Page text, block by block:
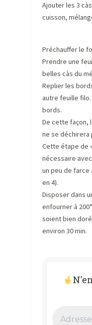
Ajouter les 3
cuisson,
Préchauffer le
Prendre une
belles càs du
Replier les
autre feuille
bords.
De cette façon,
ne se déchirera
Cette étape de
nécessaire
un peu de farce
en 4).
Disposer dans
enfourner à
soient bien
environ 30 min.